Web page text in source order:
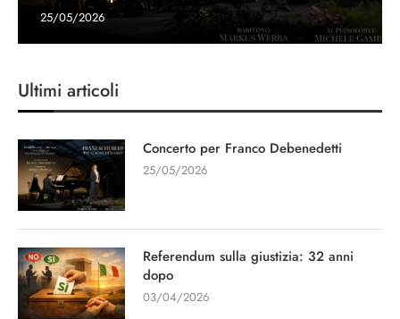
25/05/2026
Ultimi articoli
Concerto per Franco Debenedetti
25/05/2026
Referendum sulla giustizia: 32 anni
dopo
03/04/2026